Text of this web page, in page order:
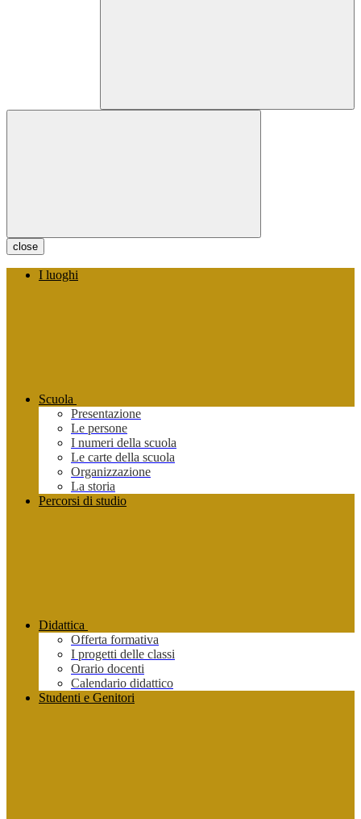
close
I luoghi
Scuola
Presentazione
Le persone
I numeri della scuola
Le carte della scuola
Organizzazione
La storia
Percorsi di studio
Didattica
Offerta formativa
I progetti delle classi
Orario docenti
Calendario didattico
Studenti e Genitori